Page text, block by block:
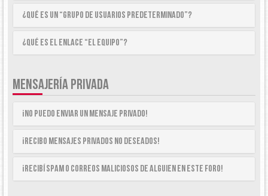
¿Qué es un “Grupo de Usuarios predeterminado”?
¿Qué es el enlace “El equipo”?
MENSAJERÍA PRIVADA
¡No puedo enviar un mensaje privado!
¡Recibo mensajes privados no deseados!
¡Recibí spam o correos maliciosos de alguien en este foro!